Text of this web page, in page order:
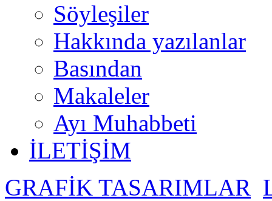
Söyleşiler
Hakkında yazılanlar
Basından
Makaleler
Ayı Muhabbeti
İLETİŞİM
GRAFİK TASARIMLAR